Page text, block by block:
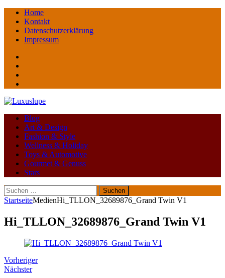
Home
Kontakt
Datenschutzerklärung
Impressum
Blog
Art & Design
Fashion & Style
Wellness & Holiday
Toys & Automotive
Gourmet & Genuss
Stars
Suchen
nach:
StartseiteMedienHi_TLLON_32689876_Grand Twin V1
Hi_TLLON_32689876_Grand Twin V1
Vorheriger
Nächster